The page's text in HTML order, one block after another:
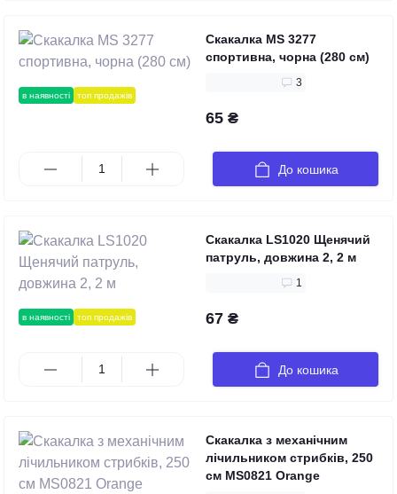
в наявності топ продажів
Скакалка MS 3277
спортивна, чорна (280 см)
3
65 ₴
До кошика
в наявності топ продажів
Скакалка LS1020 Щенячий
патруль, довжина 2, 2 м
1
67 ₴
До кошика
Скакалка з механічним
лічильником стрибків, 250
см MS0821 Orange